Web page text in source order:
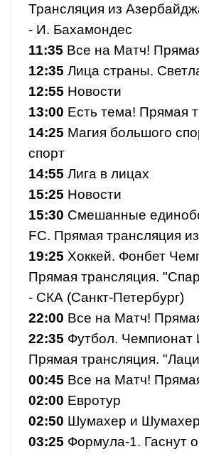
Трансляция из
- И. Бахамондес
11:35 Все на Матч!
12:35 Лица страны.
12:55 Новости
13:00 Есть тема! Прямая
14:25 Магия большого
спорт
14:55 Лига в лицах
15:25 Новости
15:30 Смешанные
FC. Прямая трансляция
19:25 Хоккей. Фонбет
Прямая трансляция.
- СКА (Санкт-Петербург)
22:00 Все на Матч!
22:35 Футбол. Чемпионат
Прямая трансляция.
00:45 Все на Матч!
02:00 Евротур
02:50 Шумахер и Шумахер
03:25 Формула-1. Гаснут